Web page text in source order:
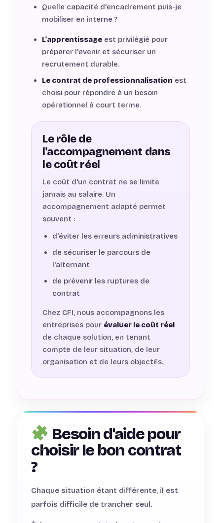
Quelle capacité d'encadrement puis-je
mobiliser en interne ?
L'apprentissage est privilégié pour
préparer l'avenir et sécuriser un
recrutement durable.
Le contrat de professionnalisation est
choisi pour répondre à un besoin
opérationnel à court terme.
Le rôle de
l'accompagnement dans
le coût réel
Le coût d'un contrat ne se limite
jamais au salaire. Un
accompagnement adapté permet
souvent :
d'éviter les erreurs administratives
de sécuriser le parcours de
l'alternant
de prévenir les ruptures de
contrat
Chez CFI, nous accompagnons les
entreprises pour évaluer le coût réel
de chaque solution, en tenant
compte de leur situation, de leur
organisation et de leurs objectifs.
Besoin d'aide pour
choisir le bon contrat
?
Chaque situation étant différente, il est
parfois difficile de trancher seul.